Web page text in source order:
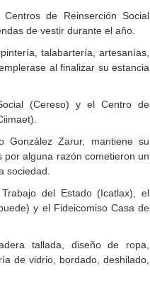
de Reinserción Social
de vestir durante el año.
talabartería, artesanías,
al finalizar su estancia
(Cereso) y el Centro de
González Zarur, mantiene su
alguna razón cometieron un
sociedad.
del Estado (Icatlax), el
y el Fideicomiso Casa de
tallada, diseño de ropa,
de vidrio, bordado, deshilado,